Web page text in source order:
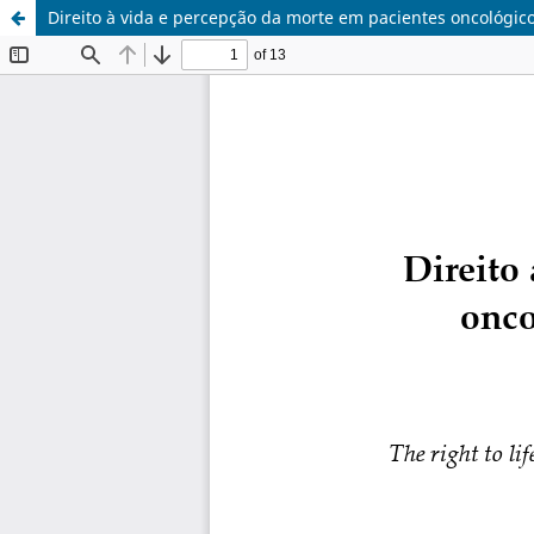
Direito à vida e percepção da morte em pacientes